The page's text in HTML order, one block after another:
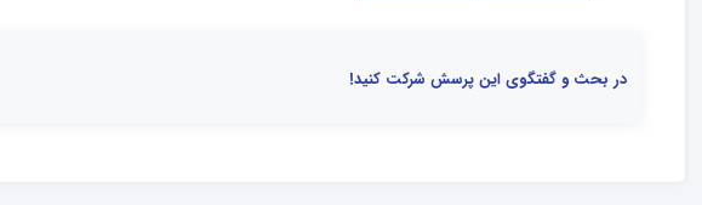
در بحث و گفتگوی این پرسش شرکت کنید!